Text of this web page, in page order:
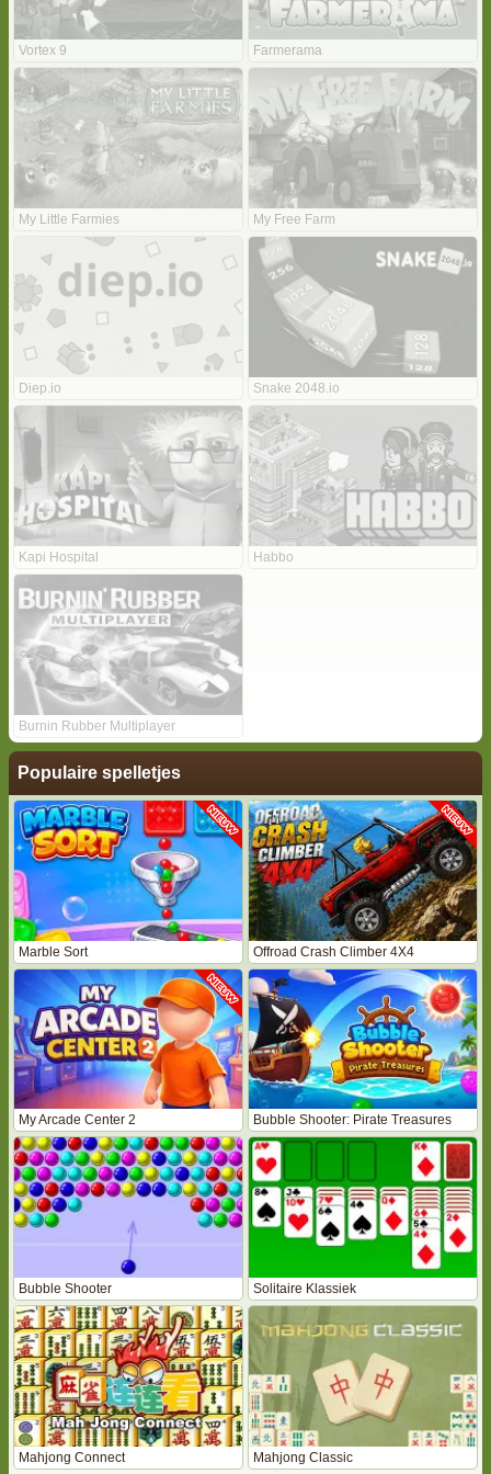
Vortex 9 Farmerama
My Little Farmies My Free Farm
Diep.io Snake 2048.io
Kapi Hospital Habbo
Burnin Rubber Multiplayer
Populaire spelletjes
Marble Sort Offroad Crash Climber 4X4
My Arcade Center 2 Bubble Shooter: Pirate Treasures
Bubble Shooter Solitaire Klassiek
Mahjong Connect Mahjong Classic